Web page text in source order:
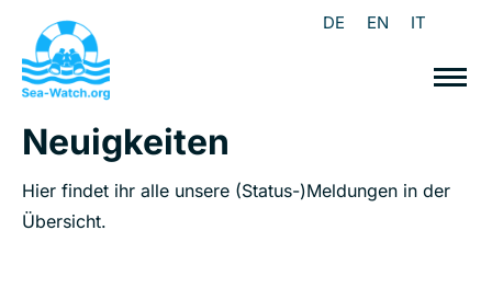
DE EN IT
Neuigkeiten
Hier findet ihr alle unsere (Status-)Meldungen in der
Übersicht.